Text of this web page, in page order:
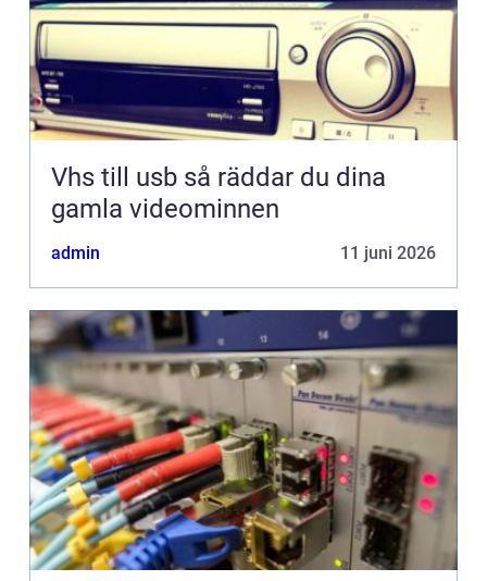
Vhs till usb så räddar du dina
gamla videominnen
admin 11 juni 2026